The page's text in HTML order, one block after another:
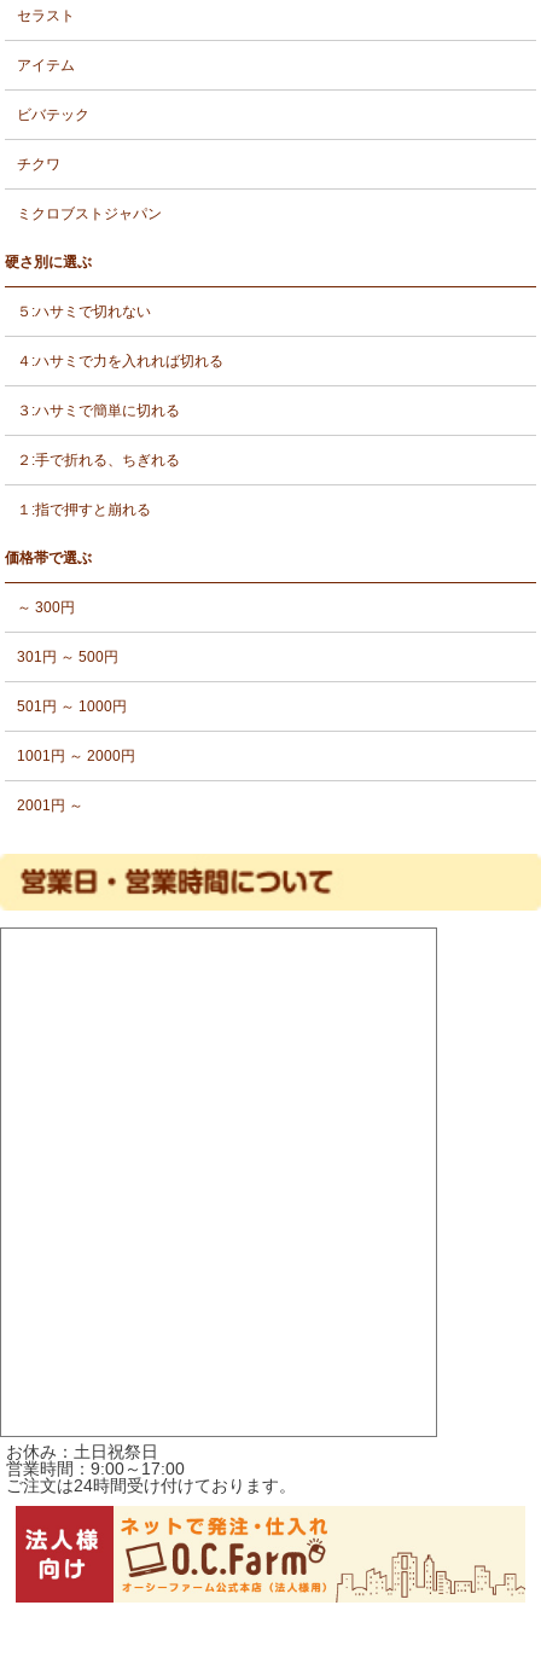
セラスト
アイテム
ビバテック
チクワ
ミクロブストジャパン
硬さ別に選ぶ
５:ハサミで切れない
４:ハサミで力を入れれば切れる
３:ハサミで簡単に切れる
２:手で折れる、ちぎれる
１:指で押すと崩れる
価格帯で選ぶ
～ 300円
301円 ～ 500円
501円 ～ 1000円
1001円 ～ 2000円
2001円 ～
お休み：土日祝祭日
営業時間：9:00～17:00
ご注文は24時間受け付けております。